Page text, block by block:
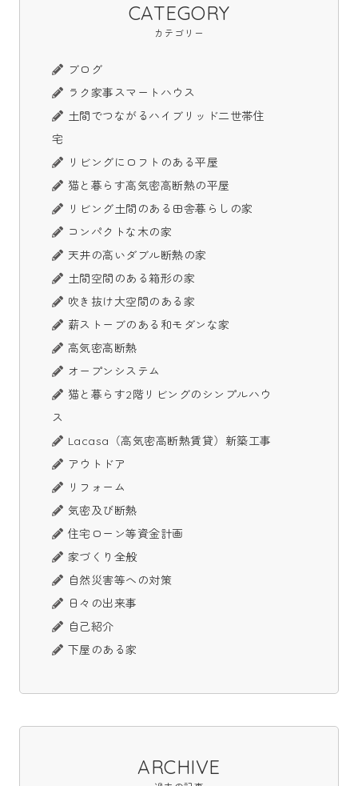
CATEGORY
カテゴリー
ブログ
ラク家事スマートハウス
土間でつながるハイブリッド二世帯住
宅
リビングにロフトのある平屋
猫と暮らす高気密高断熱の平屋
リビング土間のある田舎暮らしの家
コンパクトな木の家
天井の高いダブル断熱の家
土間空間のある箱形の家
吹き抜け大空間のある家
薪ストーブのある和モダンな家
高気密高断熱
オープンシステム
猫と暮らす2階リビングのシンプルハウ
ス
Lacasa（高気密高断熱賃貸）新築工事
アウトドア
リフォーム
気密及び断熱
住宅ローン等資金計画
家づくり全般
自然災害等への対策
日々の出来事
自己紹介
下屋のある家
ARCHIVE